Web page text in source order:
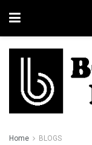
Home BLOGS